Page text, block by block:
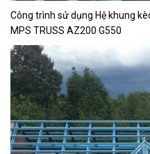
Công trình sử dụng Hệ khung
MPS TRUSS AZ200 G550